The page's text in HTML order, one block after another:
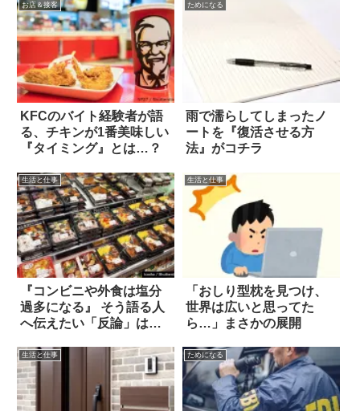
お店＆接客
KFCのバイト経験者が語
る、チキンが1番美味しい
『タイミング』とは…？
ためになる
雨で濡らしてしまったノ
ートを『復活させる方
法』がコチラ
生活と仕事
『コンビニや外食は塩分
過多になる』 そう語る人
へ伝えたい「反論」は…
生活と仕事
「おしり型枕を見つけ、
世界は広いと思ってた
ら…」まさかの展開
生活と仕事 ためになる